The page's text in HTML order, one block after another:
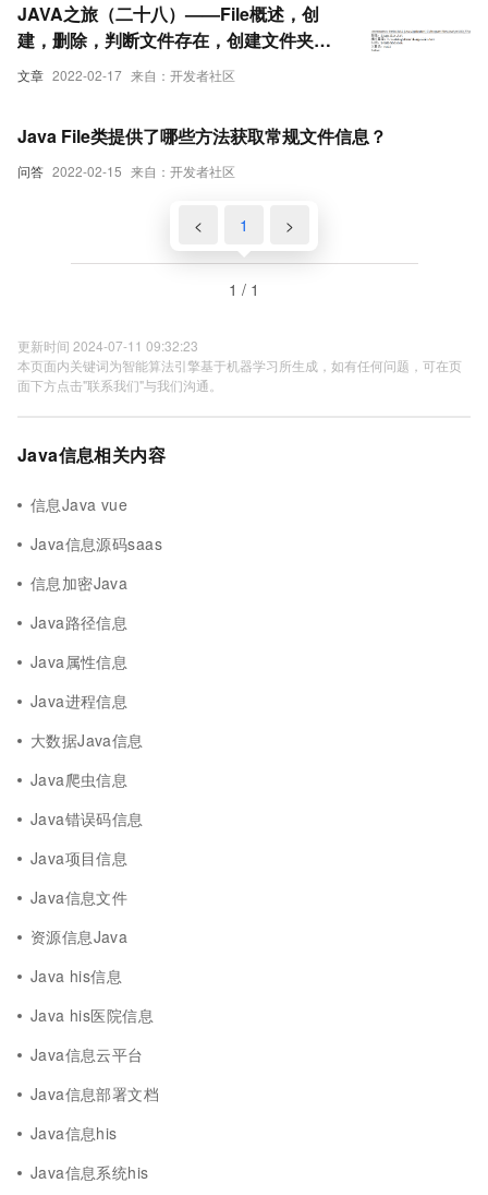
文章 2022-02-17 来自：开发者社区
JAVA之旅（二十八）——File概述，创
建，删除，判断文件存在，创建文件夹，
判断是否为文件/文件夹，获取信息，文件
问答 2022-02-15 来自：开发者社区
Java File类提供了哪些方法获取常规文件信息？
< 1 >
1 / 1
更新时间 2024-07-11 09:32:23
本页面内关键词为智能算法引擎基于机器学习所生成，如有任何问题，可在页
面下方点击"联系我们"与我们沟通。
Java信息相关内容
信息Java vue
Java信息源码saas
信息加密Java
Java路径信息
Java属性信息
Java进程信息
大数据Java信息
Java爬虫信息
Java错误码信息
Java项目信息
Java信息文件
资源信息Java
Java his信息
Java his医院信息
Java信息云平台
Java信息部署文档
Java信息his
Java信息系统his